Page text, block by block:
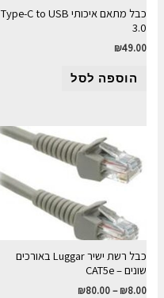
כבל מתאם איכותי Type-C to USB
3.0
₪49.00
הוספה לסל
כבל רשת ישיר Luggar באורכים
שונים – CAT5e
₪8.00
–
₪80.00